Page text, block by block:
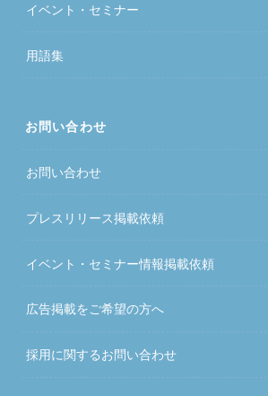
イベント・セミナー
用語集
お問い合わせ
お問い合わせ
プレスリリース掲載依頼
イベント・セミナー情報掲載依頼
広告掲載をご希望の方へ
採用に関するお問い合わせ